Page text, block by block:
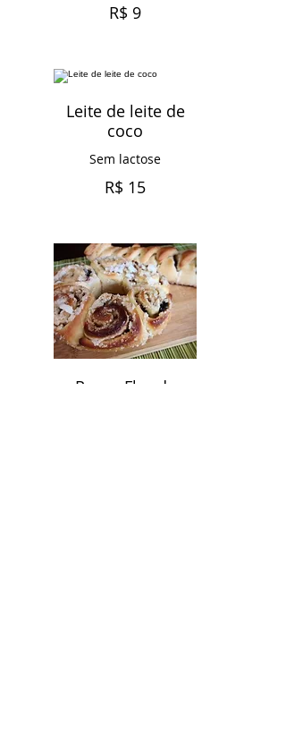
R$ 9
Leite de leite de
coco
Sem lactose
R$ 15
Rosca Flor de